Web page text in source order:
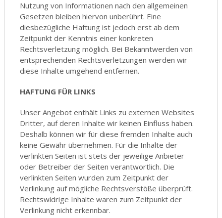
Nutzung von Informationen nach den allgemeinen
Gesetzen bleiben hiervon unberührt. Eine
diesbezügliche Haftung ist jedoch erst ab dem
Zeitpunkt der Kenntnis einer konkreten
Rechtsverletzung möglich. Bei Bekanntwerden von
entsprechenden Rechtsverletzungen werden wir
diese Inhalte umgehend entfernen.
HAFTUNG FÜR LINKS
Unser Angebot enthält Links zu externen Websites
Dritter, auf deren Inhalte wir keinen Einfluss haben.
Deshalb können wir für diese fremden Inhalte auch
keine Gewähr übernehmen. Für die Inhalte der
verlinkten Seiten ist stets der jeweilige Anbieter
oder Betreiber der Seiten verantwortlich. Die
verlinkten Seiten wurden zum Zeitpunkt der
Verlinkung auf mögliche Rechtsverstöße überprüft.
Rechtswidrige Inhalte waren zum Zeitpunkt der
Verlinkung nicht erkennbar.